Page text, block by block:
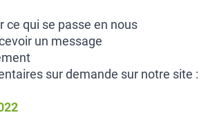
ce qui se passe en nous
un message
sur demande sur notre site :